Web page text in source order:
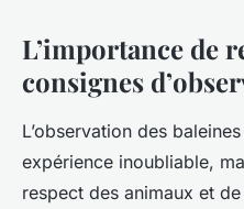
L’importance de
consignes
L’observation des
expérience inoubliable,
respect des animaux et